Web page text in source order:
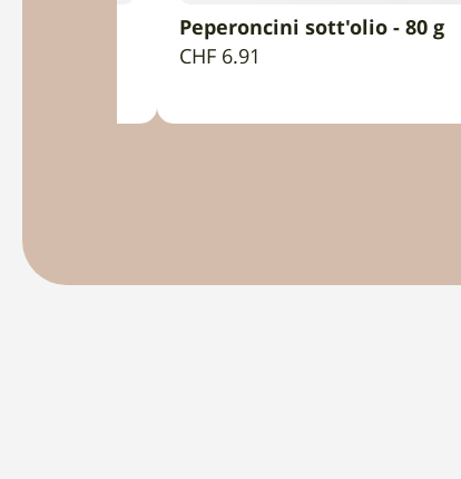
AGGIUNGI AL CARRELLO
Peperoncini sott'olio - 80 g
CHF6.91